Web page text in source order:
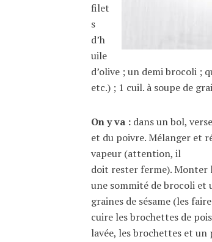
filet
s
d’h
uile
d’olive ; un demi brocoli ;
etc.) ; 1 cuil. à soupe de
On y va : dans un bol,
et du poivre. Mélanger et
vapeur (attention, il
doit rester ferme). Monter
une sommité de brocoli et
graines de sésame (les
cuire les brochettes de
lavée, les brochettes et un